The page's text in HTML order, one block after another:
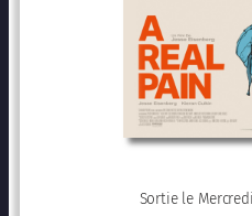
Sortie le